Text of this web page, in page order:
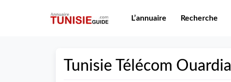
L’annuaire Recherche
Tunisie Télécom Ouardia